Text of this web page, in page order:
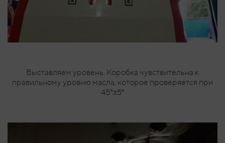
Выставляем уровень. Коробка чувствительна к
правильному уровню масла, которое проверяется при
45°±5°